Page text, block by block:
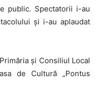
public. Spectatorii i-au
și i-au aplaudat
și Consiliul Local
de Cultură „Pontus